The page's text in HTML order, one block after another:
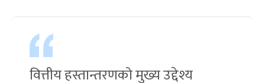
वित्तीय हस्तान्तरणको मुख्य उद्देश्य